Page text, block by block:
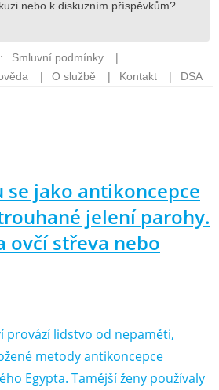
se jako antikoncepce
jelení parohy.
ovčí střeva nebo
provází lidstvo od nepaměti,
metody antikoncepce
Egypta. Tamější ženy používaly